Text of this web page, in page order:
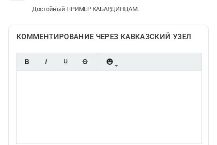
Достойный ПРИМЕР КАБАРДИНЦАМ.
КОММЕНТИРОВАНИЕ ЧЕРЕЗ КАВКАЗСКИЙ УЗЕЛ